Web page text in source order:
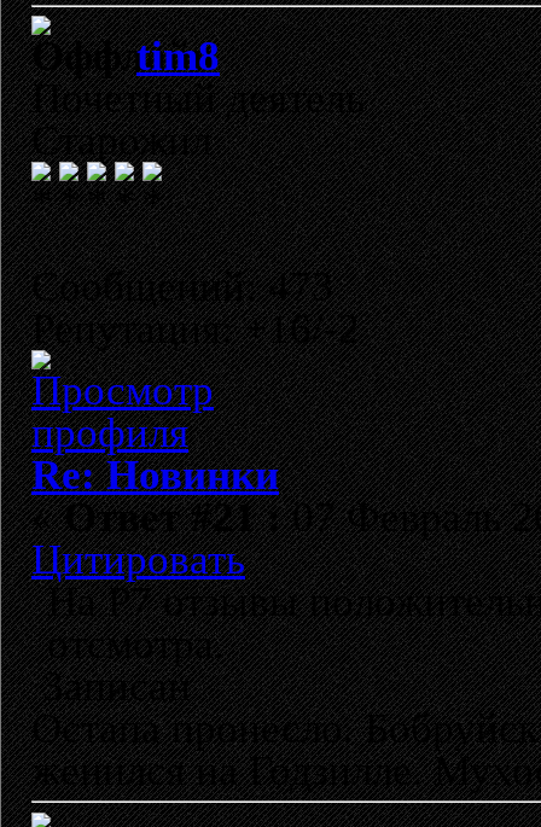
tim8
Почетный деятель
Старожил
Сообщений: 473
Репутация: +16/-2
Re: Новинки
«Ответ #21 :07 Февраль
Цитировать
На Р7 отзывы
отсмотра.
Записан
Остапа пронесло.
женился на Годзилле.